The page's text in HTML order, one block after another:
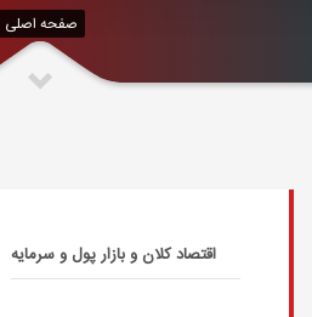
صفحه اصلی
اقتصاد کلان و بازار پول و سرمایه